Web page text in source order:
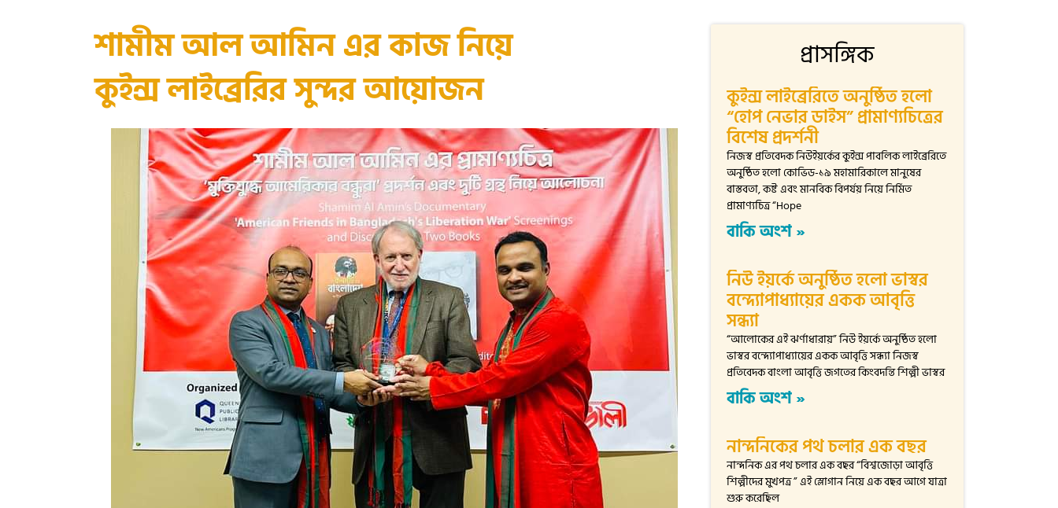
শামীম আল আমিন এর কাজ নিয়ে
কুইন্স লাইব্রেরির সুন্দর আয়োজন
প্রাসঙ্গিক
কুইন্স লাইব্রেরিতে অনুষ্ঠিত হলো
“হোপ নেভার ডাইস” প্রামাণ্যচিত্রের
বিশেষ প্রদর্শনী
নিজস্ব প্রতিবেদক নিউইয়র্কের কুইন্স পাবলিক লাইব্রেরিতে
অনুষ্ঠিত হলো কোভিড-১৯ মহামারিকালে মানুষের
বাস্তবতা, কষ্ট এবং মানবিক বিপর্যয় নিয়ে নির্মিত
প্রামাণ্যচিত্র “Hope
বাকি অংশ »
নিউ ইয়র্কে অনুষ্ঠিত হলো ভাস্বর
বন্দ্যোপাধ্যায়ের একক আবৃত্তি
সন্ধ্যা
“আলোকের এই ঝর্ণাধারায়” নিউ ইয়র্কে অনুষ্ঠিত হলো
ভাস্বর বন্দ্যোপাধ্যায়ের একক আবৃত্তি সন্ধ্যা নিজস্ব
প্রতিবেদক বাংলা আবৃত্তি জগতের কিংবদন্তি শিল্পী ভাস্বর
বাকি অংশ »
নান্দনিকের পথ চলার এক বছর
নান্দনিক এর পথ চলার এক বছর “বিশ্বজোড়া আবৃত্তি
শিল্পীদের মুখপত্র ” এই স্লোগান নিয়ে এক বছর আগে যাত্রা
শুরু করেছিল